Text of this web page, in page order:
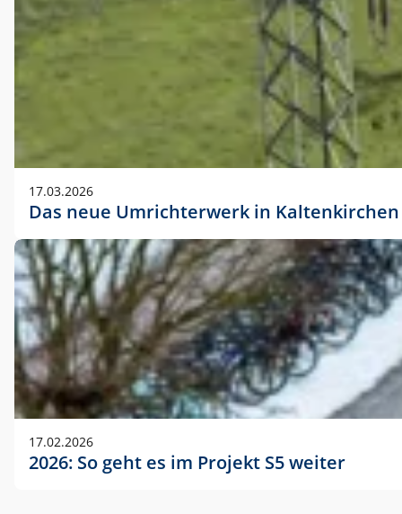
17.03.2026
Das neue Umrichterwerk in Kaltenkirchen
17.02.2026
2026: So geht es im Projekt S5 weiter